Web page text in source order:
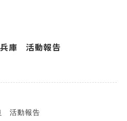
庫 活動報告